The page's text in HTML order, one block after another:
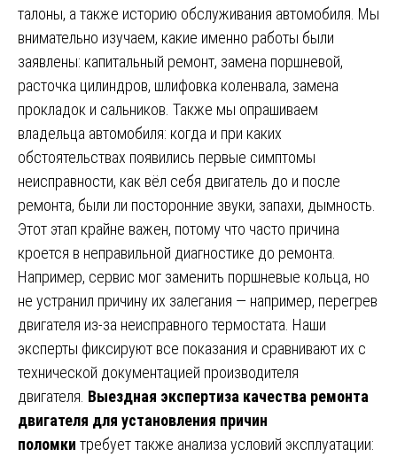
талоны, а также историю обслуживания автомобиля. Мы
внимательно изучаем, какие именно работы были
заявлены: капитальный ремонт, замена поршневой,
расточка цилиндров, шлифовка коленвала, замена
прокладок и сальников. Также мы опрашиваем
владельца автомобиля: когда и при каких
обстоятельствах появились первые симптомы
неисправности, как вёл себя двигатель до и после
ремонта, были ли посторонние звуки, запахи, дымность.
Этот этап крайне важен, потому что часто причина
кроется в неправильной диагностике до ремонта.
Например, сервис мог заменить поршневые кольца, но
не устранил причину их залегания — например, перегрев
двигателя из-за неисправного термостата. Наши
эксперты фиксируют все показания и сравнивают их с
технической документацией производителя
двигателя. Выездная экспертиза качества ремонта
двигателя для установления причин
поломки требует также анализа условий эксплуатации: